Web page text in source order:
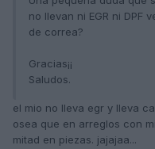
no llevan ni EGR ni DPF
de correa?
Gracias¡¡
Saludos.
el mio no lleva egr y lleva
osea que en arreglos con
mitad en piezas. jajajaa...